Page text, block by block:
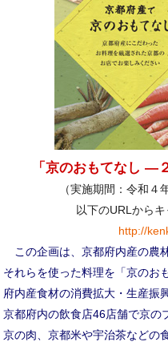
「京のおもてなし ―
（実施期間：令和４
以下のURLから
http://
この企画は、京都府内産の農
それらを使った料理を「京のお
府内産食材の消費拡大・生産振
京都府内の飲食店46店舗で京の
京の肉、京都米や宇治茶などの